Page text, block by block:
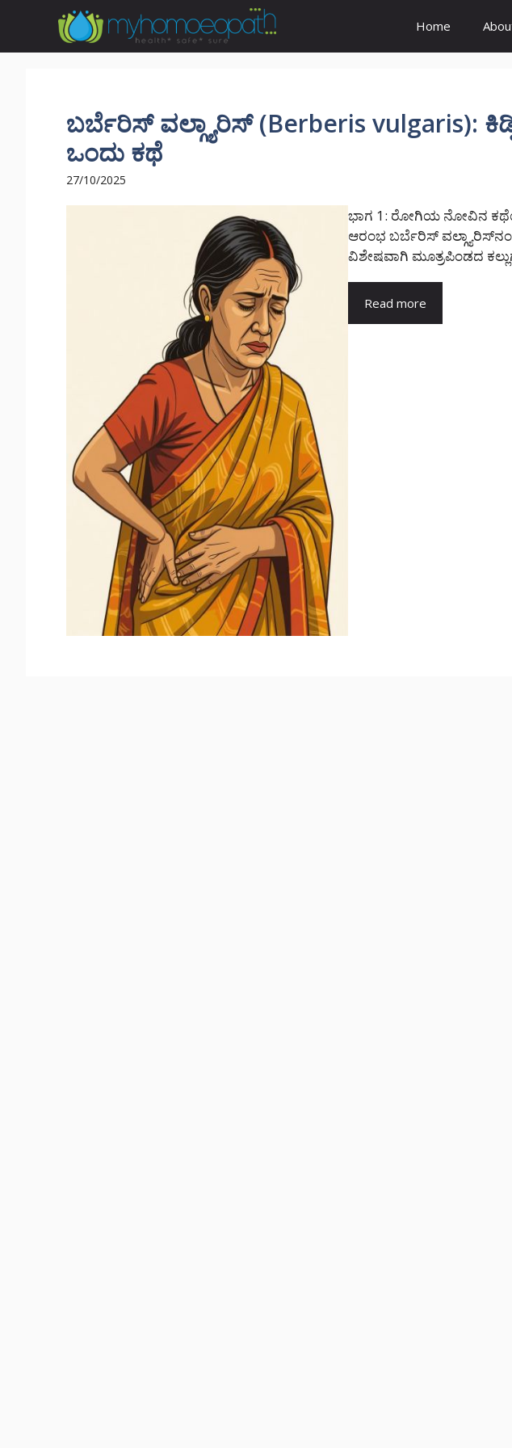
content
Home
ಬರ್ಬೆರಿಸ್ ವಲ್ಗ್ಯಾರಿಸ್ (Berberis vulgaris):
ಒಂದು ಕಥೆ
27/10/2025
ಭಾಗ 1: ರೋಗಿಯ ನೋವಿನ
ಆರಂಭ ಬರ್ಬೆರಿಸ್
ವಿಶೇಷವಾಗಿ ಮೂತ್ರಪಿಂಡದ
Read more